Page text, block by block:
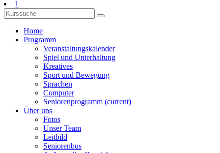
1
Home
Programm
Veranstaltungskalender
Spiel und Unterhaltung
Kreatives
Sport und Bewegung
Sprachen
Computer
Seniorenprogramm (current)
Über uns
Fotos
Unser Team
Leitbild
Seniorenbus